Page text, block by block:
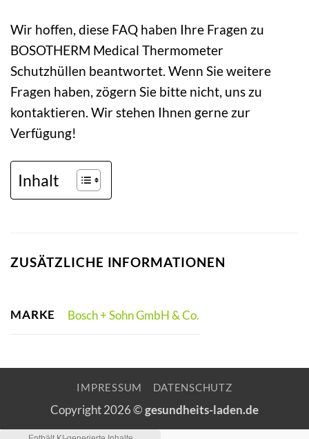
Wir hoffen, diese FAQ haben Ihre Fragen zu
BOSOTHERM Medical Thermometer
Schutzhüllen beantwortet. Wenn Sie weitere
Fragen haben, zögern Sie bitte nicht, uns zu
kontaktieren. Wir stehen Ihnen gerne zur
Verfügung!
Inhalt
ZUSÄTZLICHE INFORMATIONEN
MARKE Bosch + Sohn GmbH & Co.
IMPRESSUM DATENSCHUTZ
Copyright 2026 ©gesundheits-laden.de